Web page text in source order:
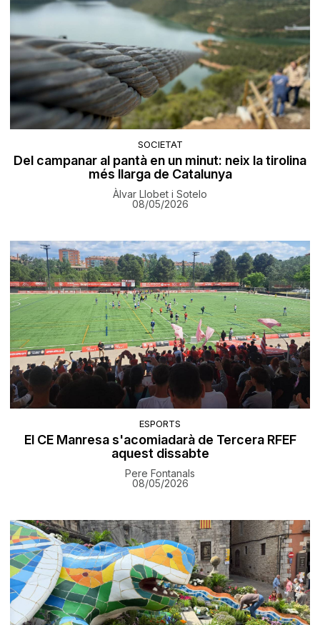
SOCIETAT
Del campanar al pantà en un minut: neix la tirolina
més llarga de Catalunya
Àlvar Llobet i Sotelo
08/05/2026
ESPORTS
El CE Manresa s'acomiadarà de Tercera RFEF
aquest dissabte
Pere Fontanals
08/05/2026